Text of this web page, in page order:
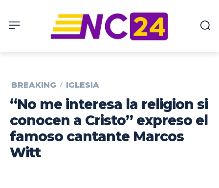
BREAKING IGLESIA
“No me interesa la religion si
conocen a Cristo” expreso el
famoso cantante Marcos
Witt